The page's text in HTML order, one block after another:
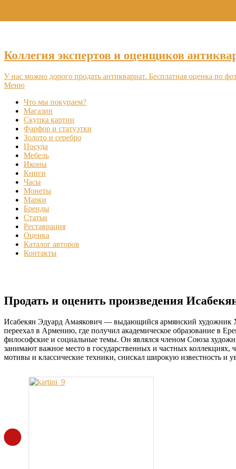
Коллегия экспертов и оценщиков
У нас можно дорого продать антиквариат. Бесплатная оценка по
Меню
Что мы покупаем?
Магазин
Скупка картин
Фарфор и статуэтки
Золото и серебро
Посуда
Мебель
Иконы
Книги
Часы
Монеты
Марки
Бренды
Статьи
Реставрация
Оценка
Каталог авторов
Контакты
Продать и оценить произведения
Исабекян Эдуард Амаякович — выдающийся армянский художник
переехал в Армению, где получил академическое образование в
философские и социальные темы. Он являлся членом Союза
занимают важное место в государственных и частных
мотивы и классические техники, снискал широкую известность и